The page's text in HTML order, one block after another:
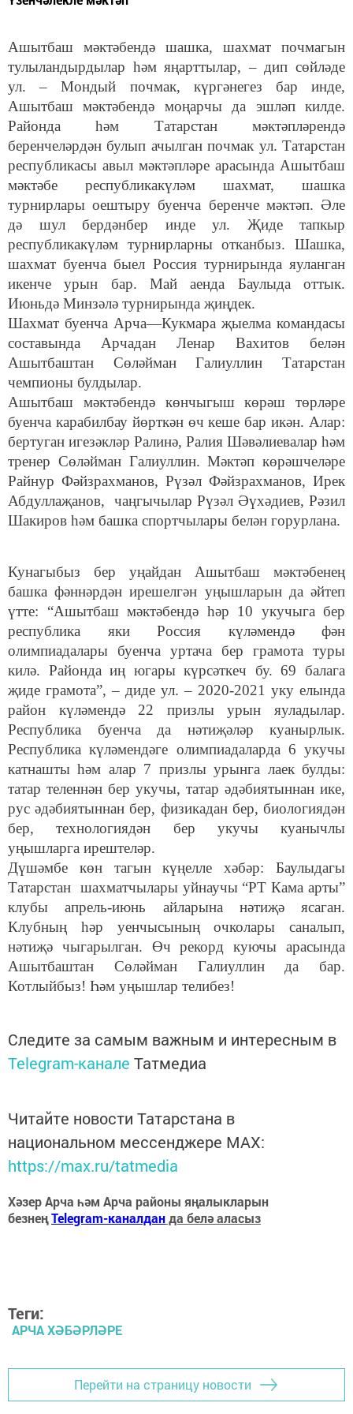
Ашытбаш мәктәбендә шашка, шахмат почмагын
тулыландырдылар һәм яңарттылар, – дип сөйләде
ул. – Мондый почмак, күргәнегез бар инде,
Ашытбаш мәктәбендә моңарчы да эшләп килде.
Районда һәм Татарстан мәктәпләрендә
беренчеләрдән булып ачылган почмак ул. Татарстан
республикасы авыл мәктәпләре арасында Ашытбаш
мәктәбе республикакүләм шахмат, шашка
турнирлары оештыру буенча беренче мәктәп. Әле
дә шул бердәнбер инде ул. Җиде тапкыр
республикакүләм турнирларны отканбыз. Шашка,
шахмат буенча быел Россия турнирында яуланган
икенче урын бар. Май аенда Баулыда оттык.
Июньдә Минзәлә турнирында җиңдек.
Шахмат буенча Арча—Кукмара җыелма командасы
составында Арчадан Ленар Вахитов белән
Ашытбаштан Сөләйман Галиуллин Татарстан
чемпионы булдылар.
Ашытбаш мәктәбендә көнчыгыш көрәш төрләре
буенча карабилбау йөрткән өч кеше бар икән. Алар:
бертуган игезәкләр Ралинә, Ралия Шәвәлиевалар һәм
тренер Сөләйман Галиуллин. Мәктәп көрәшчеләре
Райнур Фәйзрахманов, Рүзәл Фәйзрахманов, Ирек
Абдуллаҗанов, чаңгычылар Рүзәл Әүхәдиев, Рәзил
Шакиров һәм башка спортчылары белән горурлана.
Кунагыбыз бер уңайдан Ашытбаш мәктәбенең
башка фәннәрдән ирешелгән уңышларын да әйтеп
үтте: “Ашытбаш мәктәбендә һәр 10 укучыга бер
республика яки Россия күләмендә фән
олимпиадалары буенча уртача бер грамота туры
килә. Районда иң югары күрсәткеч бу. 69 балага
җиде грамота”, – диде ул. – 2020-2021 уку елында
район күләмендә 22 призлы урын яуладылар.
Республика буенча да нәтиҗәләр куанырлык.
Республика күләмендәге олимпиадаларда 6 укучы
катнашты һәм алар 7 призлы урынга лаек булды:
татар теленнән бер укучы, татар әдәбиятыннан ике,
рус әдәбиятыннан бер, физикадан бер, биологиядән
бер, технологиядән бер укучы куанычлы
уңышларга ирештеләр.
Дүшәмбе көн тагын күңелле хәбәр: Баулыдагы
Татарстан шахматчылары уйнаучы “РТ Кама арты”
клубы апрель-июнь айларына нәтиҗә ясаган.
Клубның һәр уенчысының очколары саналып,
нәтиҗә чыгарылган. Өч рекорд куючы арасында
Ашытбаштан Сөләйман Галиуллин да бар.
Котлыйбыз! Һәм уңышлар телибез!
Следите за самым важным и интересным в
Telegram-канале Татмедиа
Читайте новости Татарстана в
национальном мессенджере MАХ:
https://max.ru/tatmedia
Хәзер Арча һәм Арча районы яңалыкларын
безнеңTelegram-каналданда белә аласыз
Теги:
АРЧА ХӘБӘРЛӘРЕ
Перейти на страницу новости